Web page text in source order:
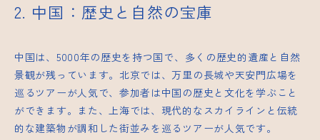
2. 中国：歴史と自然の宝庫
中国は、5000年の歴史を持つ国で、多くの歴史的遺産と自然
景観が残っています。北京では、万里の長城や天安門広場を
巡るツアーが人気で、参加者は中国の歴史と文化を学ぶこと
ができます。また、上海では、現代的なスカイラインと伝統
的な建築物が調和した街並みを巡るツアーが人気です。